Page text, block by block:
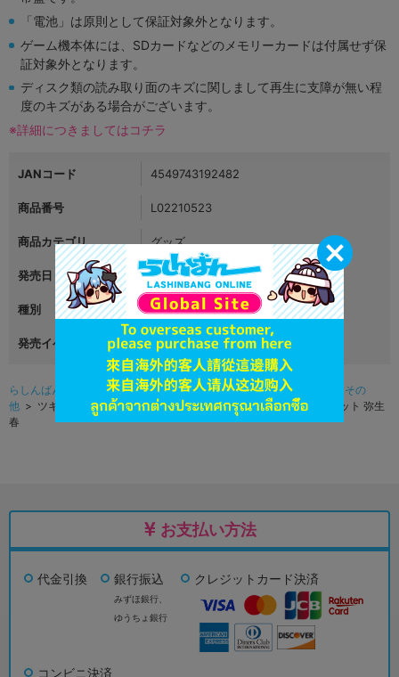
「電池」は原則として保証対象外となります。
ゲーム機本体には、SDカードなどのメモリーカードは付属せず保
証対象外となります。
ディスク類の読み取り面のキズに関しまして再生に支障が無い程
度のキズがある場合がございます。
※詳細につきましてはコチラ
JANコード 4549743192482
商品番号 L02210523
商品カテゴリ グッズ
発売日 2018年10月12日
種別 ぬいぐるみ
発売イベント
らしんばんオンライン（アニメ系グッズ中古販売）TOP>
その
他 > ツキウタ。 ツキウサ。ツキプロマスコットぬいぐるみ用クラバット 弥生
春
お支払い方法
代金引換 銀行振込
みずほ銀行、
ゆうちょ銀行
クレジットカード決済
コンビニ決済